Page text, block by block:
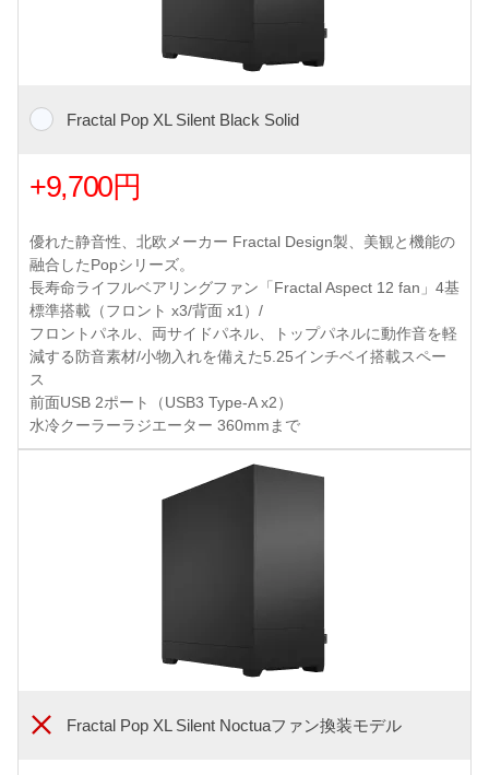
Fractal Pop XL Silent Black Solid
+9,700円
優れた静音性、北欧メーカー Fractal Design製、美観と機能の
融合したPopシリーズ。
長寿命ライフルベアリングファン「Fractal Aspect 12 fan」4基
標準搭載（フロント x3/背面 x1）/
フロントパネル、両サイドパネル、トップパネルに動作音を軽
減する防音素材/小物入れを備えた5.25インチベイ搭載スペー
ス
前面USB 2ポート（USB3 Type-A x2）
水冷クーラーラジエーター 360mmまで
Fractal Pop XL Silent Noctuaファン換装モデル